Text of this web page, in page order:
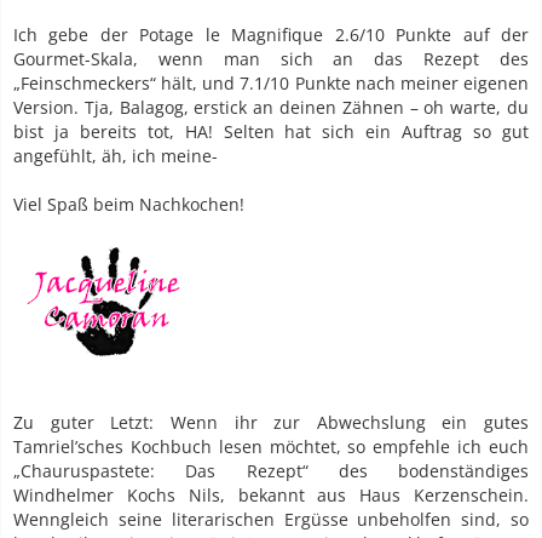
Ich gebe der Potage le Magnifique 2.6/10 Punkte auf der
Gourmet-Skala, wenn man sich an das Rezept des
„Feinschmeckers“ hält, und 7.1/10 Punkte nach meiner eigenen
Version. Tja, Balagog, erstick an deinen Zähnen – oh warte, du
bist ja bereits tot, HA! Selten hat sich ein Auftrag so gut
angefühlt, äh, ich meine-
Viel Spaß beim Nachkochen!
Zu guter Letzt: Wenn ihr zur Abwechslung ein gutes
Tamriel’sches Kochbuch lesen möchtet, so empfehle ich euch
„Chauruspastete: Das Rezept“ des bodenständiges
Windhelmer Kochs Nils, bekannt aus Haus Kerzenschein.
Wenngleich seine literarischen Ergüsse unbeholfen sind, so